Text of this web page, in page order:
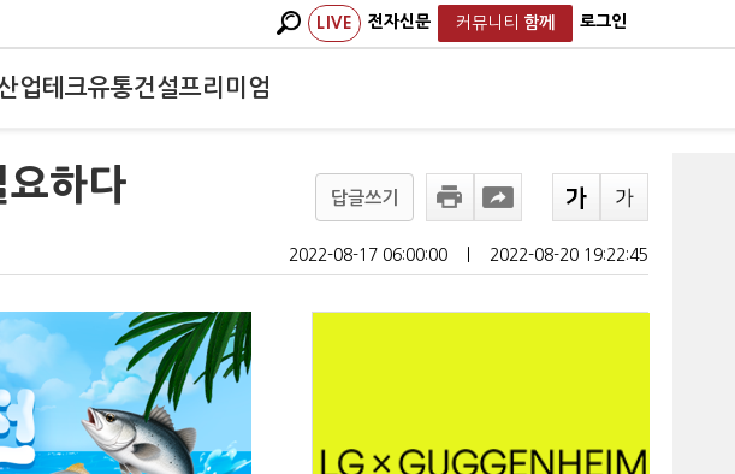
LIVE 전자신문 커뮤니티 함께 로그인
업테크유통건설프리미엄
요하다 답글쓰기
2022-08-17 06:00:00 2022-08-20 19:22:45